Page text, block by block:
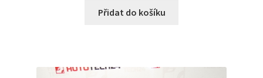
Přidat do košíku